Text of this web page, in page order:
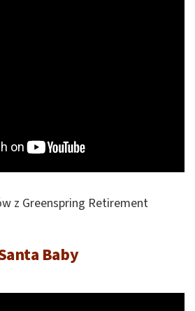
z Greenspring Retirement
Baby